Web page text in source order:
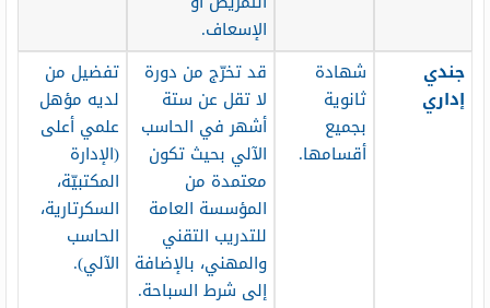
الإسعاف.
جندي
إداري
شهادة
ثانوية
بجميع
أقسامها.
قد تخرّج من دورة
لا تقل عن ستة
أشهر في الحاسب
الآلي بحيث تكون
معتمدة من
المؤسسة العامة
للتدريب التقني
والمهني، بالإضافة
إلى شرط السباحة.
تفضيل من
لديه مؤهل
علمي أعلى
(الإدارة
المكتبيّة،
السكرتارية،
الحاسب
الآلي).